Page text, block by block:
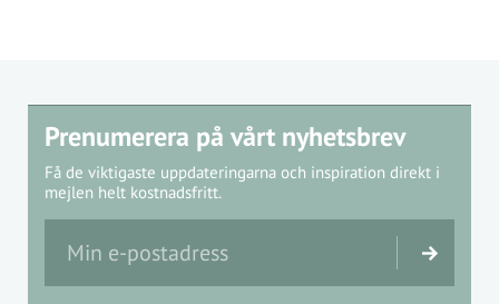
Prenumerera på vårt nyhetsbrev
Få de viktigaste uppdateringarna och inspiration direkt i
mejlen helt kostnadsfritt.